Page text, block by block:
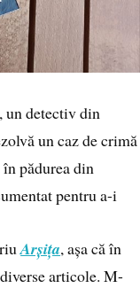
un detectiv din
un caz de crimă
pădurea din
pentru a-i
Arșița, așa că în
articole. M-